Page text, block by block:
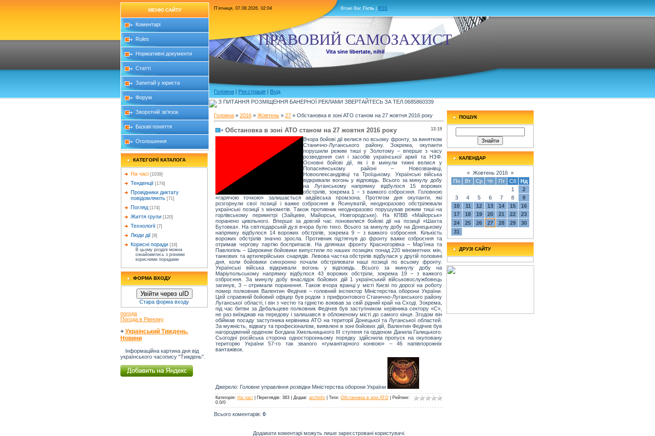
МЕНЮ САЙТУ
Коментарі
Rules
Нормативні документи
Статті
Запитай у юриста
Форум
Зворотній зв'язок
Базові поняття
Оголошення
КАТЕГОРІЇ КАТАЛОГА
На часі [1039]
Тенденції [174]
Провідники диктату
повідомляють [71]
Погляд [174]
Життя групи [120]
Технології [7]
Люди дії [8]
Корисні поради [16]
В цьому розділі можна
ознайомитись з різними
корисними порадами
ФОРМА ВХОДУ
Увійти через uID
Стара форма входу
погода
Погода в Рівному
+ Український Тиждень.
Новини
Інформаційна картина дня від
українського часопису "Тиждень".
П`ятниця, 07.08.2026, 02:04 Вітаю Вас Гість RSS
ПРАВОВИЙ САМОЗАХИСТ
Vita sine libertate, nihil
Головна | Реєстрація | Вхід
З ПИТАННЯ РОЗМІЩЕННЯ БАНЕРНОЇ РЕКЛАМИ ЗВЕРТАЙТЕСЬ ЗА ТЕЛ.0685860339
Головна » 2016 » Жовтень » 27 » Обстановка в зоні АТО станом на 27 жовтня 2016 року
13:19
Обстановка в зоні АТО станом на 27 жовтня 2016 року
Вчора бойові дії велися по всьому фронту, за винятком
Станично-Луганського району. Зокрема, окупанти
порушили режим тиші у Золотому – вперше з часу
розведення сил і засобів української армії та НЗФ.
Основні бойові дії, як і в минули тижні велися у
Попаснянському районі – Новозванівці,
Новоолександрівці та Троїцькому. Українські війська
відкривали вогонь у відповідь. Всього за минулу добу
на Луганському напрямку відбулося 15 ворожих
обстрілів, зокрема 1 – з важкого озброєння. Головною
«гарячою точкою» залишається авдіївська промзона. Протягом дня окупанти, які
розгорнули свої позиції і важке озброєння в Ясинуватій, неодноразово обстрілювали
українські позиції з мінометів. Також противник неодноразово порушував режим тиші на
горлівському периметрі (Зайцеве, Майорськ, Новгородське). На КПВВ «Майорськ»
поранено цивільного. Вперше за довгий час поновилися бойові дії на позиції «Шахта
Бутовка». На світлодарській дузі вчора було тихо. Всього за минулу добу на Донецькому
напрямку відбулося 14 ворожих обстрілів, зокрема 9 – з важкого озброєння. Кількість
ворожих обстрілів значно зросла. Противник підтягнув до фронту важке озброєння та
отримав чергову партію боєприпасів. На ділянках фронту Красногорівка – Мар’їнка та
Павлопіль – Широкине бойовики випустили по наших позиціях понад 220 мінометних мін,
танкових та артилерійських снарядів. Левова частка обстрілів відбулася у другій половині
дня, коли бойовики синхронно почали обстрілювати наші позиції по всьому фронту.
Українські війська відкривали вогонь у відповідь. Всього за минулу добу на
Маріупольському напрямку відбулося 43 ворожих обстріли, зокрема 19 – з важкого
озброєння. За минулу добу внаслідок бойових дій 1 український військовослужбовець
загинув, 3 – отримали поранення. Також вчора вранці у місті Києві по дорозі на роботу
помер полковник Валентин Федічев – головний інспектор Міністерства оборони України.
Цей справжній бойовий офіцер був родом з прифронтового Станично-Луганського району
Луганської області, і він з честю та гідністю воював за свій рідний край на Сході. Зокрема,
під час битви за Дебальцеве полковник Федічев був заступником керівника сектору «С»,
не раз виїжджав на передову і залишався в обложеному місті до самого кінця. Згодом він
обіймав посаду заступника керівника АТО на території Донецької та Луганської областей.
За мужність, відвагу та професіоналізм, виявлені в зоні бойових дій, Валентин Федічев був
нагороджений орденом Богдана Хмельницького ІІІ ступеня та орденом Данила Галицького.
Сьогодні російська сторона односторонньому порядку здійснила пропуск на окуповану
територію України 57-го так званого «гуманітарного конвою» – 46 напівпорожніх
вантажівок.
Джерело: Головне управління розвідки Міністерства оборони України
Категорія: На часі Переглядів: 383 | Додав: archinfo Теги: Обстановка в зоні АТО Рейтинг:
0.0/0
Всього коментарів: 0
Додавати коментарі можуть лише зареєстровані користувачі.
ПОШУК
КАЛЕНДАР
« Жовтень 2016 »
Пн
Вт Ср Чт Пт Сб
Нд
1
2
3
4 5 6 7 8
9
10
11 12 13 14 15
16
17
18 19 20 21 22
23
24
25 26 27 28 29
30
31
ДРУЗІ САЙТУ